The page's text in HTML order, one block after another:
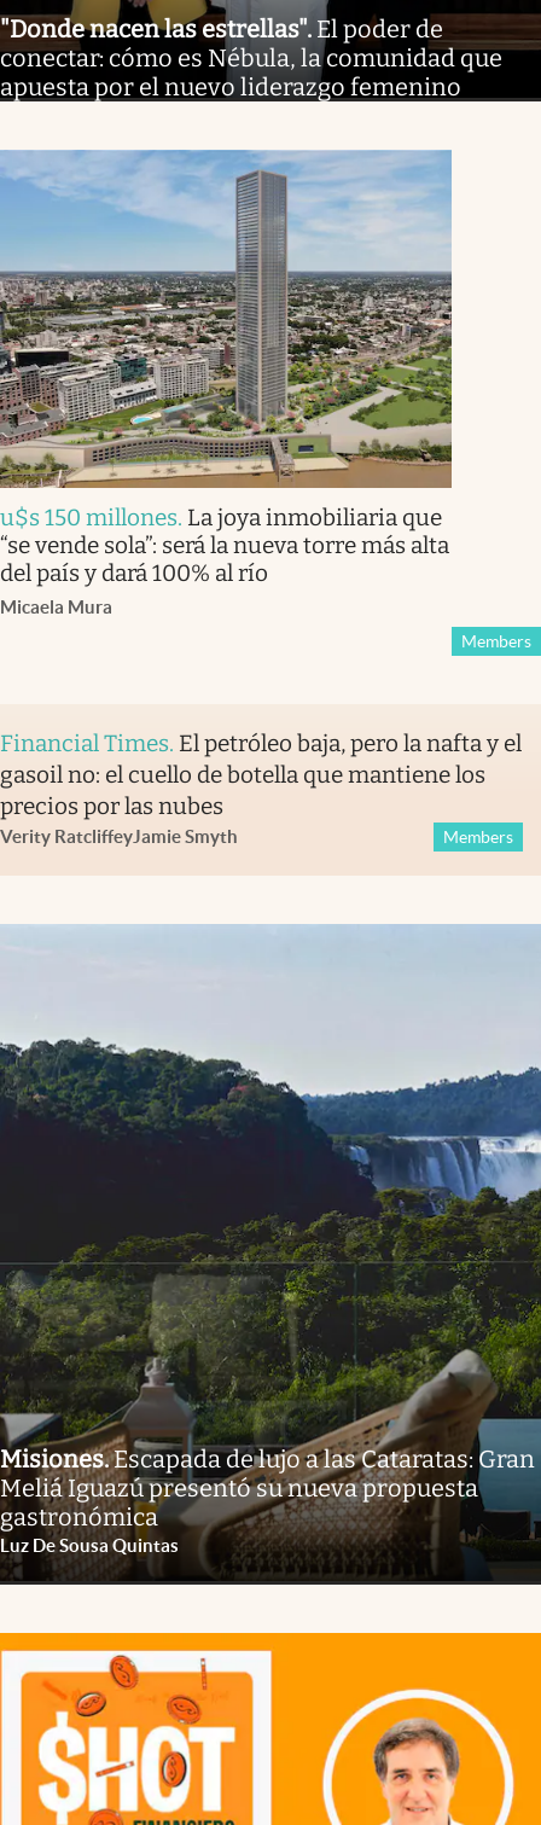
"Donde nacen las estrellas". El poder de
conectar: cómo es Nébula, la comunidad que
apuesta por el nuevo liderazgo femenino
u$s 150 millones. La joya inmobiliaria que
“se vende sola”: será la nueva torre más alta
del país y dará 100% al río
Micaela Mura
Members
Financial Times. El petróleo baja, pero la nafta y el
gasoil no: el cuello de botella que mantiene los
precios por las nubes
Verity RatcliffeyJamie Smyth Members
Misiones.Escapada de lujo a las Cataratas: Gran
Meliá Iguazú presentó su nueva propuesta
gastronómica
Luz De Sousa Quintas